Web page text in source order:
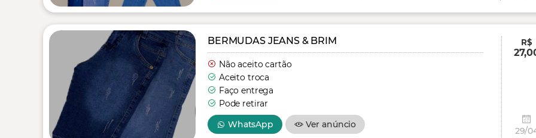
BERMUDAS JEANS & BRIM
Não aceito cartão
Aceito troca
Faço entrega
Pode retirar
WhatsApp
Ver anúncio
R$
29/